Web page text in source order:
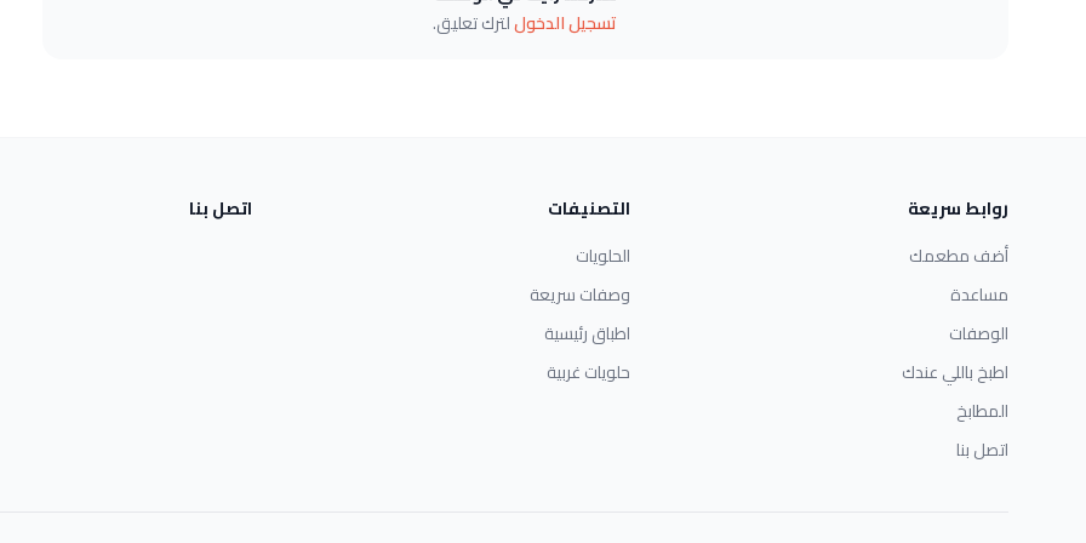
تسجيل الدخوللترك تعليق.
روابط سريعة
أضف مطعمك
مساعدة
الوصفات
اطبخ باللي عندك
المطابخ
اتصل بنا
التصنيفات
الحلويات
وصفات سريعة
اطباق رئيسية
حلويات غربية
اتصل بنا